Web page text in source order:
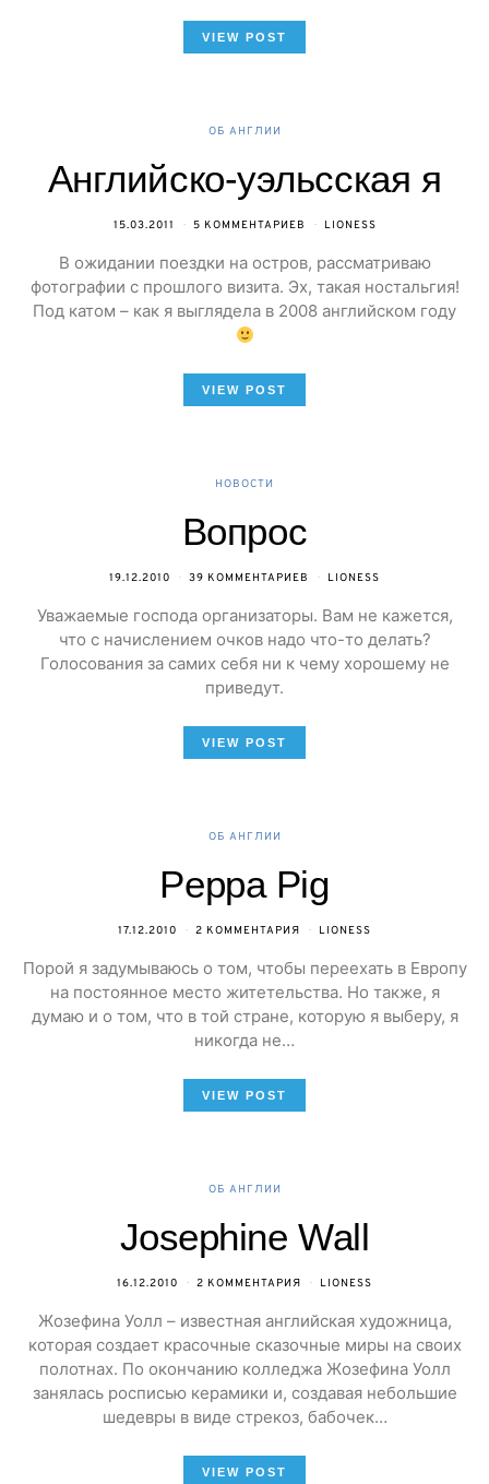
VIEW POST
ОБ АНГЛИИ
Английско-уэльсская я
15.03.2011 5 КОММЕНТАРИЕВ LIONESS
В ожидании поездки на остров, рассматриваю
фотографии с прошлого визита. Эх, такая ностальгия!
Под катом – как я выглядела в 2008 английском году
VIEW POST
НОВОСТИ
Вопрос
19.12.2010 39 КОММЕНТАРИЕВ LIONESS
Уважаемые господа организаторы. Вам не кажется,
что с начислением очков надо что-то делать?
Голосования за самих себя ни к чему хорошему не
приведут.
VIEW POST
ОБ АНГЛИИ
Peppa Pig
17.12.2010 2 КОММЕНТАРИЯ LIONESS
Порой я задумываюсь о том, чтобы переехать в Европу
на постоянное место житетельства. Но также, я
думаю и о том, что в той стране, которую я выберу, я
никогда не…
VIEW POST
ОБ АНГЛИИ
Josephine Wall
16.12.2010 2 КОММЕНТАРИЯ LIONESS
Жозефина Уолл – известная английская художница,
которая создает красочные сказочные миры на своих
полотнах. По окончанию колледжа Жозефина Уолл
занялась росписью керамики и, создавая небольшие
шедевры в виде стрекоз, бабочек…
VIEW POST